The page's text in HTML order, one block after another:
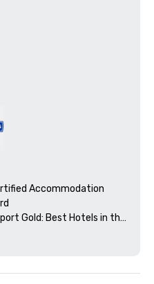
Accommodation
Gold: Best Hotels in the
Choice Award Top